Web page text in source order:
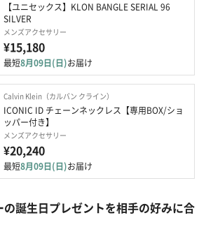
【ユニセックス】KLON BANGLE SERIAL 96
SILVER
メンズアクセサリー
¥15,180
最短8月09日(日)お届け
Calvin Klein（カルバン クライン）
ICONIC ID チェーンネックレス【専用BOX/ショ
ッパー付き】
メンズアクセサリー
¥20,240
最短8月09日(日)お届け
誕生日プレゼントを相手の好みに合